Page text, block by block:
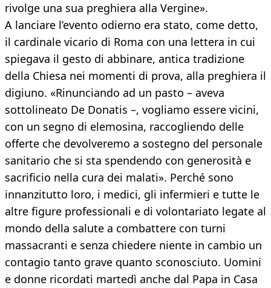
rivolge una sua preghiera alla Vergine».
A lanciare l’evento odierno era stato, come detto,
il cardinale vicario di Roma con una lettera in cui
spiegava il gesto di abbinare, antica tradizione
della Chiesa nei momenti di prova, alla preghiera il
digiuno. «Rinunciando ad un pasto – aveva
sottolineato De Donatis –, vogliamo essere vicini,
con un segno di elemosina, raccogliendo delle
offerte che devolveremo a sostegno del personale
sanitario che si sta spendendo con generosità e
sacrificio nella cura dei malati». Perché sono
innanzitutto loro, i medici, gli infermieri e tutte le
altre figure professionali e di volontariato legate al
mondo della salute a combattere con turni
massacranti e senza chiedere niente in cambio un
contagio tanto grave quanto sconosciuto. Uomini
e donne ricordati martedì anche dal Papa in Casa